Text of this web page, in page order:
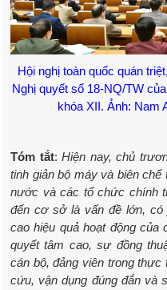
Hội nghị toàn quốc quán
Nghị quyết số 18-NQ/TW
khóa XII. Ảnh: Nam
Tóm tắt: Hiện nay, chủ
tinh giản bộ máy và biên
nước và các tổ chức chính
đến cơ sở là vấn đề lớn, có
cao hiệu quả hoạt động của
quyết tâm cao, sự đồng
cán bộ, đảng viên trong thực
cứu, vận dụng đúng đắn và